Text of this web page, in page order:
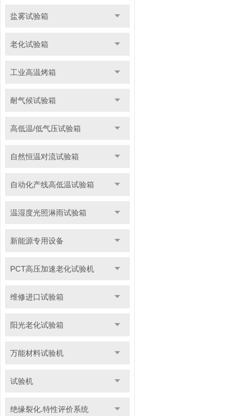
盐雾试验箱
老化试验箱
工业高温烤箱
耐气候试验箱
高低温/低气压试验箱
自然恒温对流试验箱
自动化产线高低温试验箱
温湿度光照淋雨试验箱
新能源专用设备
PCT高压加速老化试验机
维修进口试验箱
阳光老化试验箱
万能材料试验机
试验机
绝缘裂化.特性评价系统